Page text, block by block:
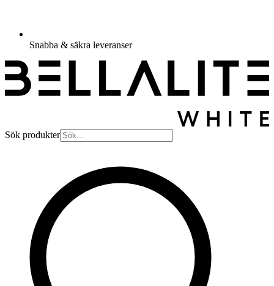
Snabba & säkra leveranser
Sök produkter